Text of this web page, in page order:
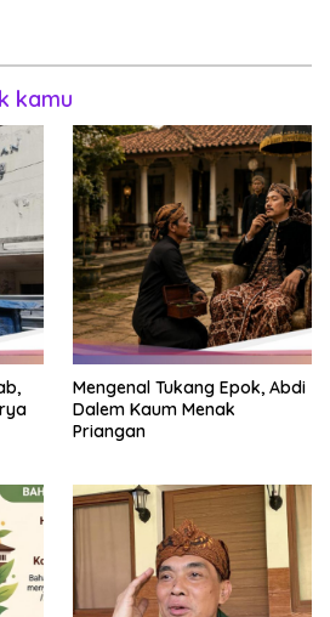
kamu
Mengenal Tukang Epok, Abdi
Dalem Kaum Menak
Priangan